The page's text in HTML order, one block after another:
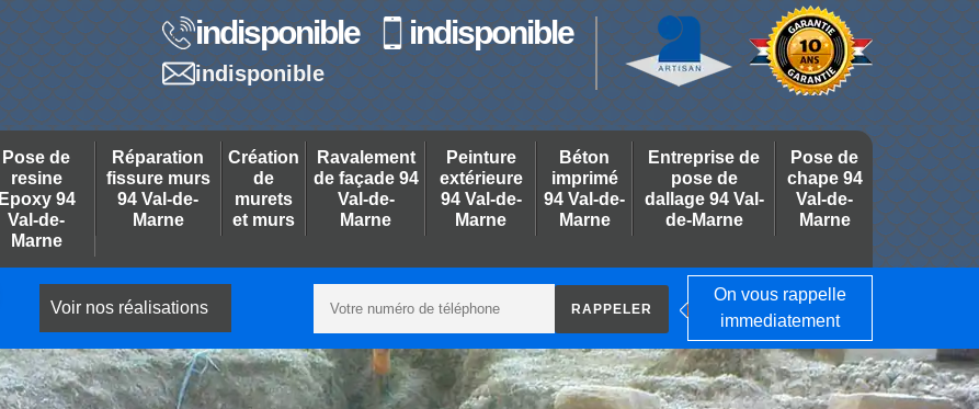
indisponible indisponible
indisponible
Pose de
resine
Epoxy 94
Val-de-
Marne
Réparation
fissure murs
94 Val-de-
Marne
Création
de
murets
et murs
Ravalement
de façade 94
Val-de-
Marne
Peinture
extérieure
94 Val-de-
Marne
Béton
imprimé
94 Val-de-
Marne
Entreprise de
pose de
dallage 94 Val-
de-Marne
Pose de
chape 94
Val-de-
Marne
Voir nos réalisations
On vous rappelle
immediatement